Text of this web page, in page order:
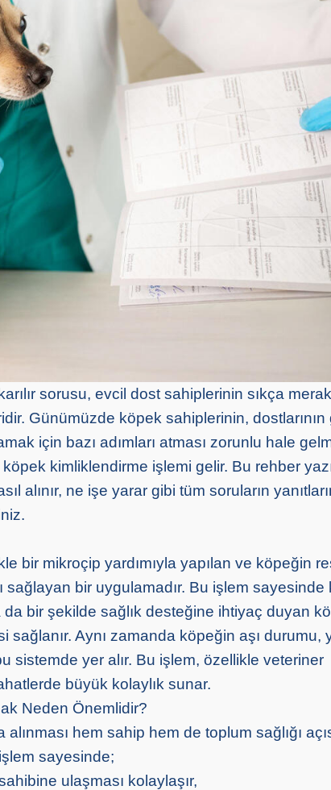
sorusu, evcil dost sahiplerinin sıkça
Günümüzde köpek sahiplerinin, dostlarının
için bazı adımları atması zorunlu hale
köpek kimliklendirme işlemi gelir. Bu rehber
alınır, ne işe yarar gibi tüm soruların
bir mikroçip yardımıyla yapılan ve köpeğin
sağlayan bir uygulamadır. Bu işlem
bir şekilde sağlık desteğine ihtiyaç duyan
sağlanır. Aynı zamanda köpeğin aşı durumu,
sistemde yer alır. Bu işlem, özellikle veteriner
büyük kolaylık sunar.
Neden Önemlidir?
alınması hem sahip hem de toplum sağlığı
sayesinde;
ulaşması kolaylaşır,